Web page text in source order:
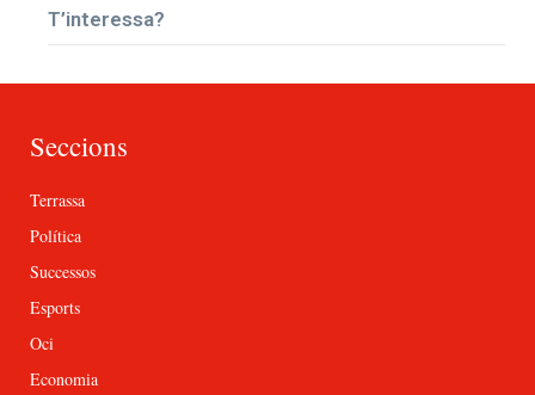
T’interessa?
Seccions
Terrassa
Política
Successos
Esports
Oci
Economia